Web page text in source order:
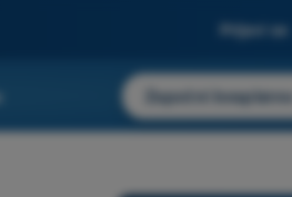
Prijavi se
Započni besplatno